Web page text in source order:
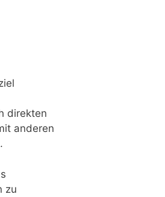
direkten
anderen
zu